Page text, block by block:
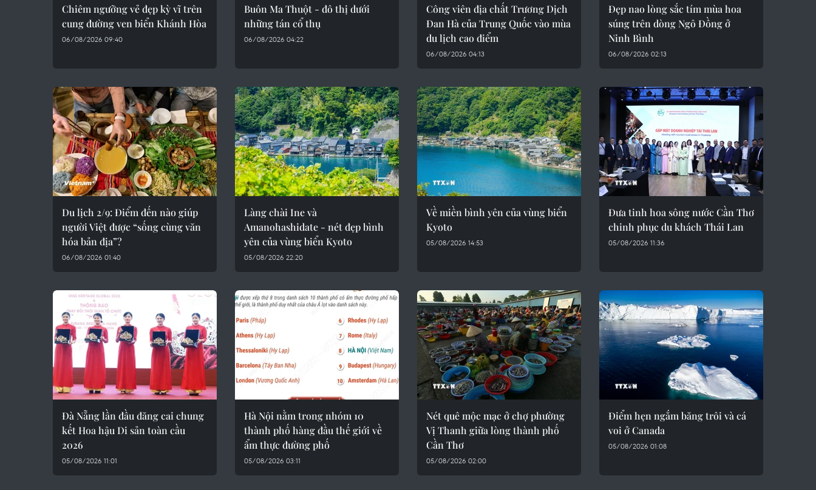
Chiêm ngưỡng vẻ đẹp kỳ vĩ trên
cung đường ven biển Khánh Hòa
06/08/2026 09:40
Buôn Ma Thuột - đô thị dưới
những tán cổ thụ
06/08/2026 04:22
Công viên địa chất Trương Dịch
Đan Hà của Trung Quốc vào mùa
du lịch cao điểm
06/08/2026 04:13
Đẹp nao lòng sắc tím mùa hoa
súng trên dòng Ngô Đồng ở
Ninh Bình
06/08/2026 02:13
Du lịch 2/9: Điểm đến nào giúp
người Việt được “sống cùng văn
hóa bản địa”?
06/08/2026 01:40
Làng chài Ine và
Amanohashidate - nét đẹp bình
yên của vùng biển Kyoto
05/08/2026 22:20
Về miền bình yên của vùng biển
Kyoto
05/08/2026 14:53
Đưa tinh hoa sông nước Cần Thơ
chinh phục du khách Thái Lan
05/08/2026 11:36
Đà Nẵng lần đầu đăng cai chung
kết Hoa hậu Di sản toàn cầu
2026
05/08/2026 11:01
Hà Nội nằm trong nhóm 10
thành phố hàng đầu thế giới về
ẩm thực đường phố
05/08/2026 03:11
Nét quê mộc mạc ở chợ phường
Vị Thanh giữa lòng thành phố
Cần Thơ
05/08/2026 02:00
Điểm hẹn ngắm băng trôi và cá
voi ở Canada
05/08/2026 01:08